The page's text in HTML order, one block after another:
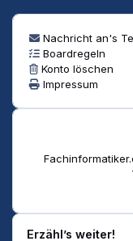
Nachricht an's
Boardregeln
Konto löschen
Impressum
Erzähl’s weiter!